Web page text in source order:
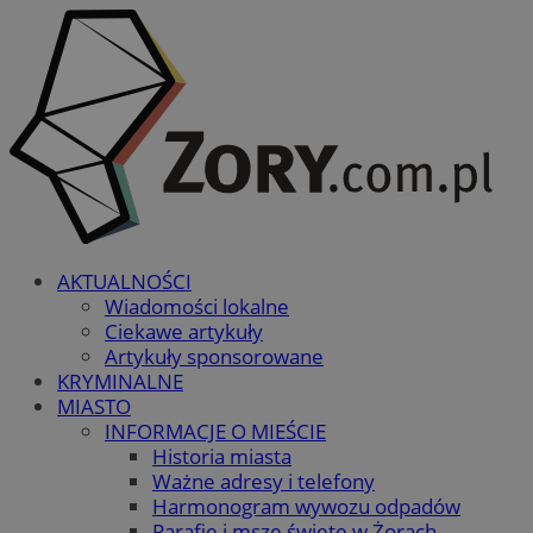
AKTUALNOŚCI
Wiadomości lokalne
Ciekawe artykuły
Artykuły sponsorowane
KRYMINALNE
MIASTO
INFORMACJE O MIEŚCIE
Historia miasta
Ważne adresy i telefony
Harmonogram wywozu odpadów